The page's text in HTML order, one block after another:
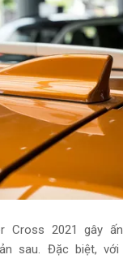
Cross 2021 gây
sau. Đặc biệt, với